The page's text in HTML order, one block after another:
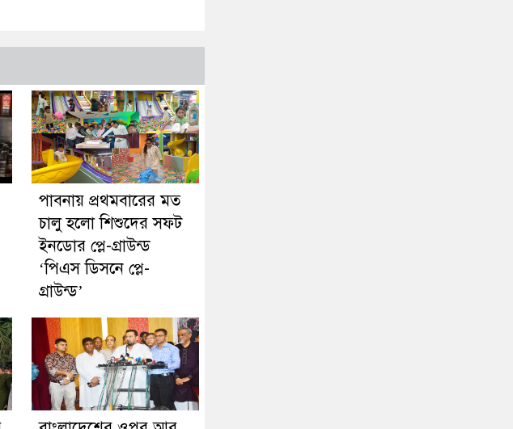
পাবনায় প্রথমবারের মত
চালু হলো শিশুদের সফট
ইনডোর প্লে-গ্রাউন্ড
‘পিএস ডিসনে প্লে-
গ্রাউন্ড’